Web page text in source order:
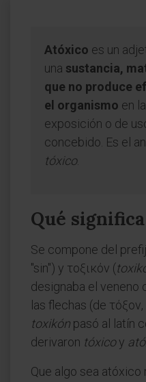
Atóxico es un
una sustancia,
que no produce
el organismo en
exposición o de
concebido. Es el
tóxico.
Qué
Se compone del
"sin") y τοξικόν (
designaba el veneno
las flechas (de τόξον,
toxikón pasó al latín
derivaron tóxicoy
Que algo sea atóxico